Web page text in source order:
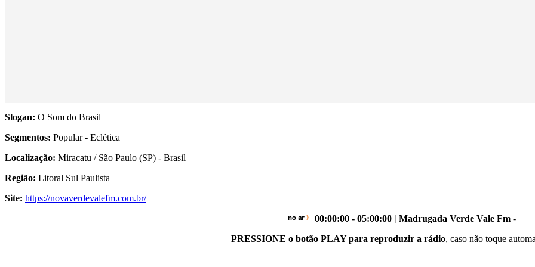
Slogan: O Som do Brasil
Segmentos: Popular - Eclética
Localização: Miracatu / São Paulo (SP) - Brasil
Região: Litoral Sul Paulista
Site: https://novaverdevalefm.com.br/
00:00:00 - 05:00:00 | Madrugada Verde Vale Fm-
PRESSIONE o botão PLAYpara reproduzir a rádio, caso não toque